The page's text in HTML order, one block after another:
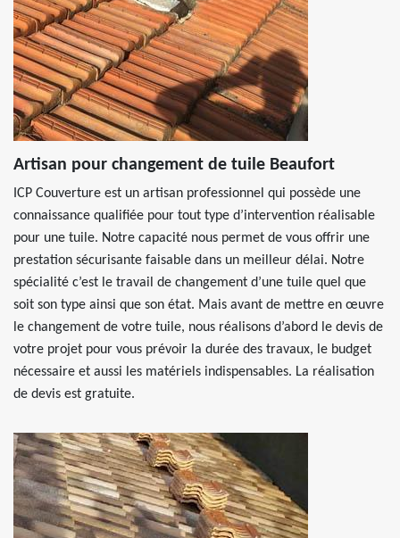
Artisan pour changement de tuile Beaufort
ICP Couverture est un artisan professionnel qui possède une
connaissance qualifiée pour tout type d’intervention réalisable
pour une tuile. Notre capacité nous permet de vous offrir une
prestation sécurisante faisable dans un meilleur délai. Notre
spécialité c’est le travail de changement d’une tuile quel que
soit son type ainsi que son état. Mais avant de mettre en œuvre
le changement de votre tuile, nous réalisons d’abord le devis de
votre projet pour vous prévoir la durée des travaux, le budget
nécessaire et aussi les matériels indispensables. La réalisation
de devis est gratuite.